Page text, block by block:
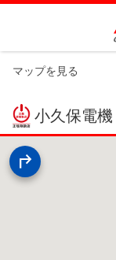
マップを見る
小久保電機